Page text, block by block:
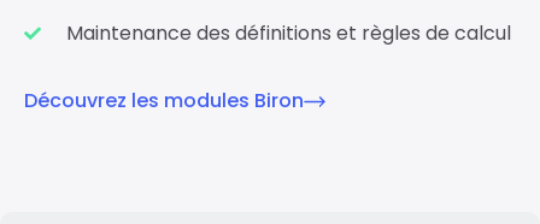
Maintenance des définitions et règles de calcul
Découvrez les modules Biron